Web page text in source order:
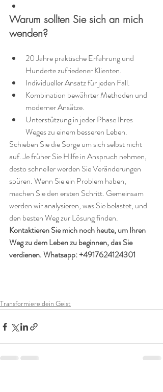
Warum sollten Sie sich an mich
wenden?
20 Jahre praktische Erfahrung und
Hunderte zufriedener Klienten.
Individueller Ansatz für jeden Fall.
Kombination bewährter Methoden und
moderner Ansätze.
Unterstützung in jeder Phase Ihres
Weges zu einem besseren Leben.
Schieben Sie die Sorge um sich selbst nicht
auf. Je früher Sie Hilfe in Anspruch nehmen,
desto schneller werden Sie Veränderungen
spüren. Wenn Sie ein Problem haben,
machen Sie den ersten Schritt. Gemeinsam
werden wir analysieren, was Sie belastet, und
den besten Weg zur Lösung finden.
Kontaktieren Sie mich noch heute, um Ihren
Weg zu dem Leben zu beginnen, das Sie
verdienen. Whatsapp: +4917624124301
Transformiere dein Geist